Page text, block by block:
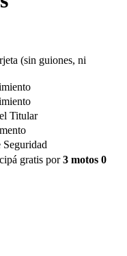
(sin guiones, ni
Titular
gratis por3 motos 0